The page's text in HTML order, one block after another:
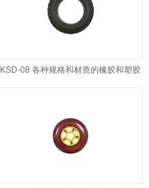
KSD-08 各种规格和材质的橡胶和塑胶